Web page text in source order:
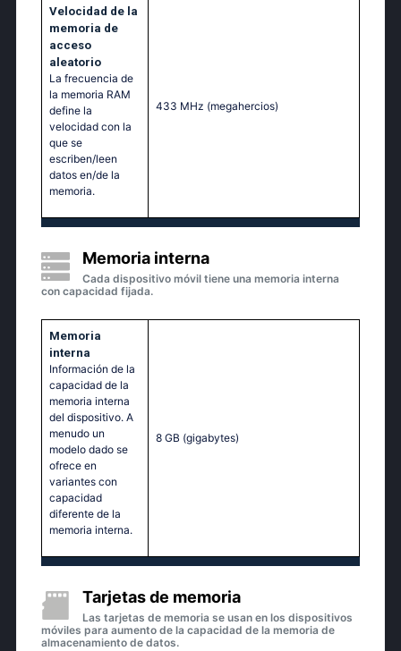
Velocidad de la
memoria de
acceso
aleatorio
La frecuencia de
la memoria RAM
define la
velocidad con la
que se
escriben/leen
datos en/de la
memoria.
433 MHz (megahercios)
Memoria interna
Cada dispositivo móvil tiene una memoria interna
con capacidad fijada.
Memoria
interna
Información de la
capacidad de la
memoria interna
del dispositivo. A
menudo un
modelo dado se
ofrece en
variantes con
capacidad
diferente de la
memoria interna.
8 GB (gigabytes)
Tarjetas de memoria
Las tarjetas de memoria se usan en los dispositivos
móviles para aumento de la capacidad de la memoria de
almacenamiento de datos.